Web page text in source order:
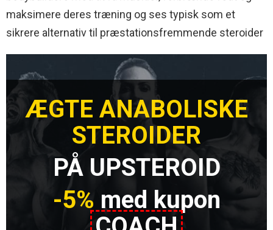
maksimere deres træning og ses typisk som et
sikrere alternativ til præstationsfremmende steroider
ÆGTE ANABOLISKE
STEROIDER
PÅ UPSTEROID
-5% med kupon